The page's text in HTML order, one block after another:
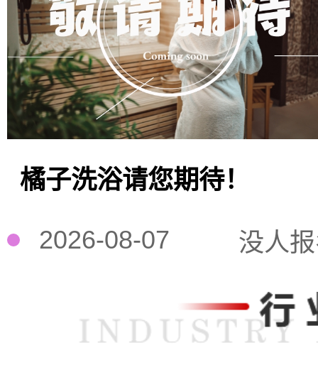
橘子洗浴请您期待！
2026-08-07 没人